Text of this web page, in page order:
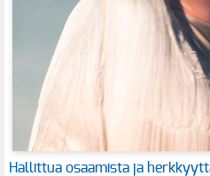
Hallittua osaamista ja